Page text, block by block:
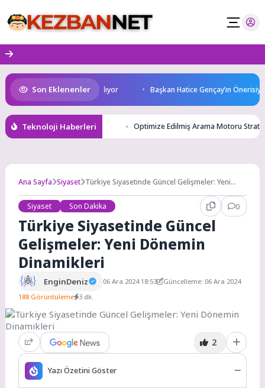
to
content
Son Eklenenler
Heyecanı Paris’te Başlıyor Başkan Hatice Gençay’ın Önerisiyle
Teknoloji Haberleri Optimize Edilmiş Arama Motoru
Ana Sayfa Siyaset Türkiye Siyasetinde Güncel Gelişmeler: Yeni
Siyaset
Son Dakika 0
Türkiye Siyasetinde Güncel
Gelişmeler: Yeni Dönemin
Dinamikleri
EnginDeniz 06 Ara 2024 18:53
Güncelleme: 06 Ara 2024
188 Görüntüleme 3 dk.
2
Yazı Özetini Göster